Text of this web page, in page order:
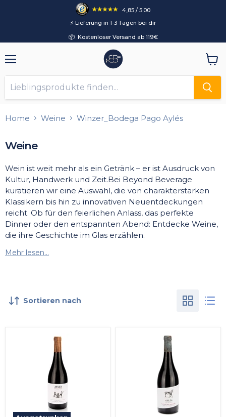
4,85 / 5.00
⚡️ Lieferung in 1-3 Tagen bei dir
📦 Kostenloser Versand ab 119€
Home Weine Winzer_Bodega Pago Aylés
Weine
Wein ist weit mehr als ein Getränk – er ist Ausdruck von
Kultur, Handwerk und Zeit.Bei Beyond Beverage
kuratieren wir eine Auswahl, die von charakterstarken
Klassikern bis hin zu innovativen Neuentdeckungen
reicht. Ob für den feierlichen Anlass, das perfekte
Dinner oder den entspannten Abend: Entdecke Weine,
die ihre Geschichte im Glas erzählen.
Mehr lesen...
Sortieren nach